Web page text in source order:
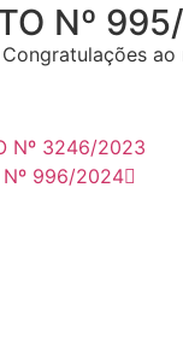
Nº
Nº 3246/2023
Nº 996/2024